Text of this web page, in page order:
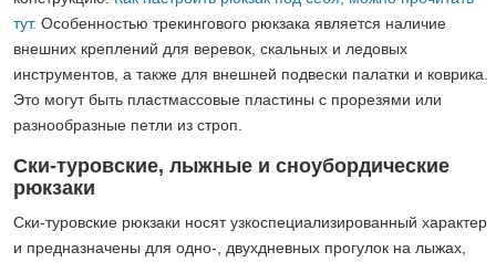
тут. Особенностью трекингового рюкзака является наличие
внешних креплений для веревок, скальных и ледовых
инструментов, а также для внешней подвески палатки и коврика.
Это могут быть пластмассовые пластины с прорезями или
разнообразные петли из строп.
Ски-туровские, лыжные и сноубордические
рюкзаки
Ски-туровские рюкзаки носят узкоспециализированный характер
и предназначены для одно-, двухдневных прогулок на лыжах,